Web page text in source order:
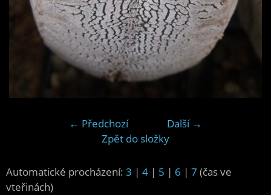
← Předchozí
Další →
Zpět do složky
Automatické procházení: 3 | 4 | 5 | 6 | 7 (čas ve
vteřinách)